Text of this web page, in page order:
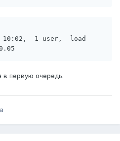
10:02,  1 user,  load
в первую очередь.